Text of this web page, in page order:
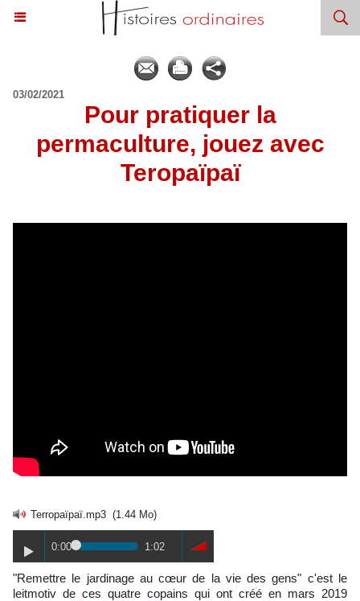
03/02/2021
Pour pratiquer la
permaculture, jouez avec
Teropaïpaï
Terropaïpaï.mp3 (1.44 Mo)
0:00 1:02
"Remettre le jardinage au cœur de la vie des gens" c'est le
leitmotiv de ces quatre copains qui ont créé en mars 2019